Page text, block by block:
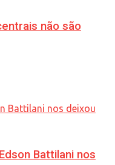
não são
Battilani nos